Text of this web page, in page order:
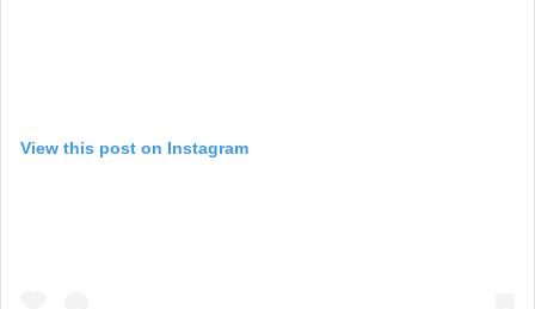
View this post on Instagram